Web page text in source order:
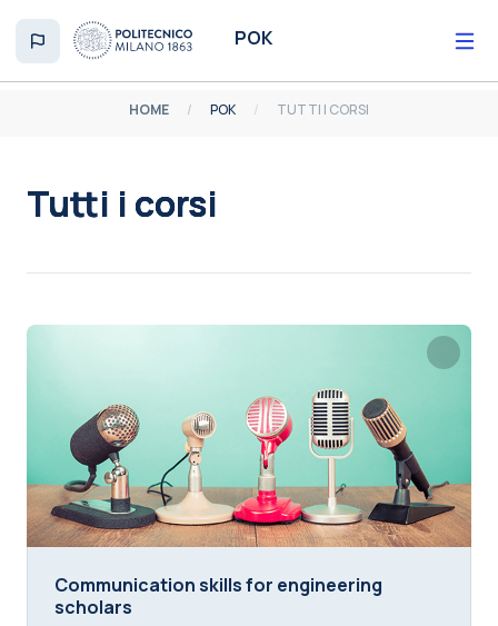
POK
HOME POK TUTTI I CORSI
Tutti i corsi
Communication skills for engineering scholars
Communication skills for engineering
scholars